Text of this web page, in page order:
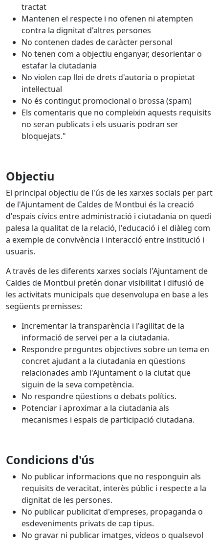
tractat
Mantenen el respecte i no ofenen ni atempten
contra la dignitat d'altres persones
No contenen dades de caràcter personal
No tenen com a objectiu enganyar, desorientar o
estafar la ciutadania
No violen cap llei de drets d'autoria o propietat
intel·lectual
No és contingut promocional o brossa (spam)
Els comentaris que no compleixin aquests requisits
no seran publicats i els usuaris podran ser
bloquejats."
Objectiu
El principal objectiu de l'ús de les xarxes socials per part
de l'Ajuntament de Caldes de Montbui és la creació
d'espais cívics entre administració i ciutadania on quedi
palesa la qualitat de la relació, l'educació i el diàleg com
a exemple de convivència i interacció entre institució i
usuaris.
A través de les diferents xarxes socials l'Ajuntament de
Caldes de Montbui pretén donar visibilitat i difusió de
les activitats municipals que desenvolupa en base a les
següents premisses:
Incrementar la transparència i l'agilitat de la
informació de servei per a la ciutadania.
Respondre preguntes objectives sobre un tema en
concret ajudant a la ciutadania en qüestions
relacionades amb l'Ajuntament o la ciutat que
siguin de la seva competència.
No respondre qüestions o debats polítics.
Potenciar i aproximar a la ciutadania als
mecanismes i espais de participació ciutadana.
Condicions d'ús
No publicar informacions que no responguin als
requisits de veracitat, interès públic i respecte a la
dignitat de les persones.
No publicar publicitat d'empreses, propaganda o
esdeveniments privats de cap tipus.
No gravar ni publicar imatges, vídeos o qualsevol